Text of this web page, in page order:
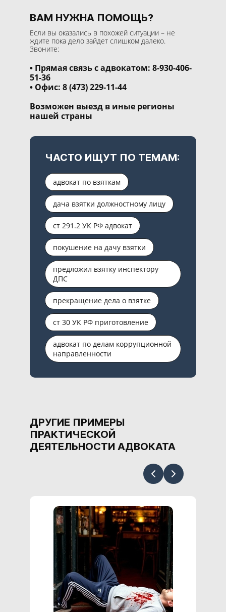
ВАМ НУЖНА ПОМОЩЬ?
Если вы оказались в похожей ситуации – не
ждите пока дело зайдет слишком далеко.
Звоните:
Прямая связь с адвокатом: 8-930-406-
51-36
Офис: 8 (473) 229-11-44
Возможен выезд в иные регионы
нашей страны
ЧАСТО ИЩУТ ПО ТЕМАМ:
адвокат по взяткам
дача взятки должностному лицу
ст 291.2 УК РФ адвокат
покушение на дачу взятки
предложил взятку инспектору
ДПС
прекращение дела о взятке
ст 30 УК РФ приготовление
адвокат по делам коррупционной
направленности
ДРУГИЕ ПРИМЕРЫ
ПРАКТИЧЕСКОЙ
ДЕЯТЕЛЬНОСТИ АДВОКАТА